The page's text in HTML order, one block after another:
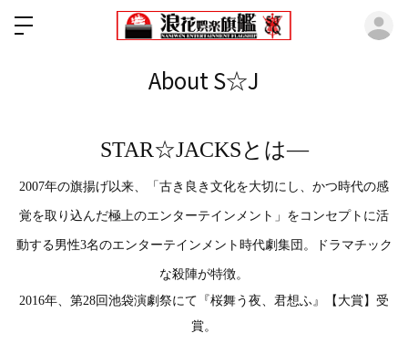
About S☆J
STAR☆JACKSとは―
2007年の旗揚げ以来、「古き良き文化を大切にし、かつ時代の感
覚を取り込んだ極上のエンターテインメント」をコンセプトに活
動する男性3名のエンターテインメント時代劇集団。 ドラマチック
な殺陣が特徴。
2016年、第28回池袋演劇祭にて『桜舞う夜、君想ふ』【大賞】受
賞。